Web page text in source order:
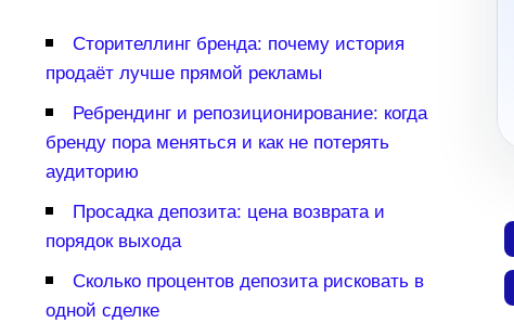
Сторителлинг бренда: почему история
продаёт лучше прямой рекламы
Ребрендинг и репозиционирование: когда
ренду пора меняться и как не потерять
аудиторию
Просадка депозита: цена возврата и
порядок выхода
Сколько процентов депозита рисковать
одной сделке